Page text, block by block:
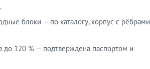
блоки — по каталогу, корпус с рёбрами
до 120 % — подтверждена паспортом и